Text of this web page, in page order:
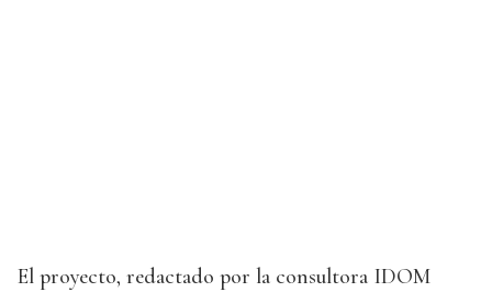
El proyecto, redactado por la consultora IDOM